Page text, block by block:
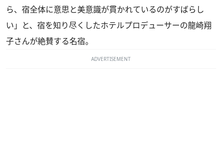
ら、宿全体に意思と美意識が貫かれているのがすばらし
い」と、宿を知り尽くしたホテルプロデューサーの龍崎翔
子さんが絶賛する名宿。
ADVERTISEMENT